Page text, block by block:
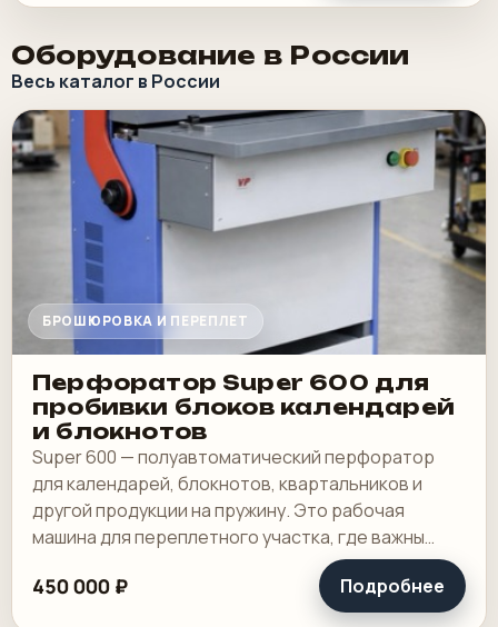
Оборудование в России
Весь каталог в России
БРОШЮРОВКА И ПЕРЕПЛЕТ
Перфоратор Super 600 для
пробивки блоков календарей
и блокнотов
Super 600 — полуавтоматический перфоратор
для календарей, блокнотов, квартальников и
другой продукции на пружину. Это рабочая
машина для переплетного участка, где важны
широкая зона пробивки, быстрая смена
инструмента и.
450 000 ₽ Подробнее